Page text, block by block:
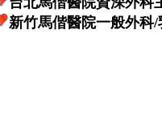
新竹馬偕醫院一般外科